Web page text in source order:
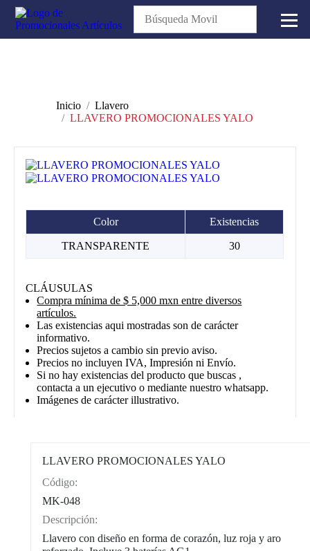
Inicio
Llavero
LLAVERO PROMOCIONALES YALO
Color Existencias
TRANSPARENTE 30
CLÁUSULAS
Compra mínima de $ 5,000 mxn entre diversos
artículos.
Las existencias aqui mostradas son de carácter
informativo.
Precios sujetos a cambio sin previo aviso.
Precios no incluyen IVA, Impresión ni Envío.
Si no hay existencias del producto que buscas ,
contacta a un ejecutivo o mediante nuestro whatsapp.
Imágenes de carácter illustrativo.
LLAVERO PROMOCIONALES YALO
Código:
MK-048
Descripción:
Llavero con diseño en forma de corazón, luz roja y aro